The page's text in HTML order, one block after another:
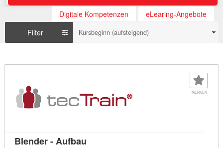
Digitale Kompetenzen
eLearing-Angebote
Filter
Kursbeginn (aufsteigend)
MERKEN
Blender - Aufbau